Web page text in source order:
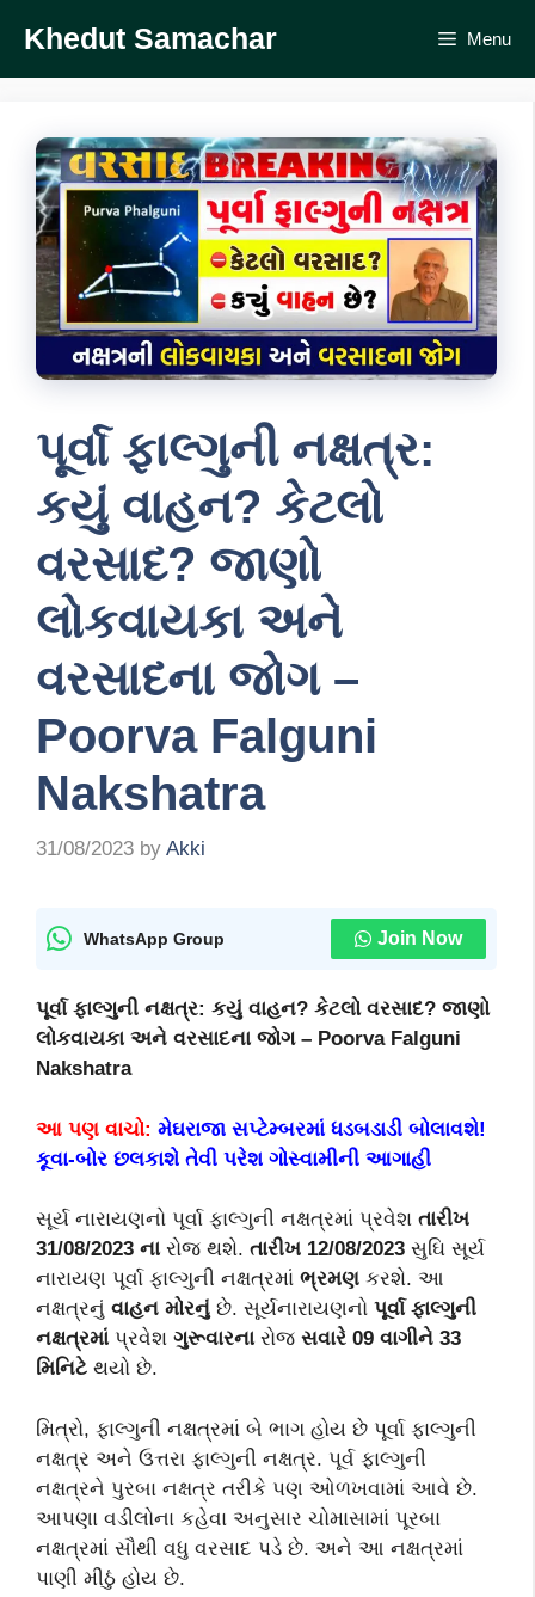
content
Khedut Samachar Menu
પૂર્વા ફાલ્ગુની નક્ષત્ર:
કયું વાહન? કેટલો
વરસાદ? જાણો
લોકવાયકા અને
વરસાદના જોગ –
Poorva Falguni
Nakshatra
31/08/2023 by Akki
WhatsApp Group Join Now
પૂર્વા ફાલ્ગુની નક્ષત્ર: કયું વાહન? કેટલો વરસાદ? જાણો
લોકવાયકા અને વરસાદના જોગ – Poorva Falguni
Nakshatra
આ પણ વાચો: મેઘરાજા સપ્ટેમ્બરમાં ધડબડાડી બોલાવશે!
કૂવા-બોર છલકાશે તેવી પરેશ ગોસ્વામીની આગાહી
સૂર્ય નારાયણનો પૂર્વા ફાલ્ગુની નક્ષત્રમાં પ્રવેશ તારીખ
31/08/2023 ના રોજ થશે. તારીખ 12/08/2023 સુઘિ સૂર્ય
નારાયણ પૂર્વા ફાલ્ગુની નક્ષત્રમાં ભ્રમણ કરશે. આ
નક્ષત્રનું વાહન મોરનું છે. સૂર્યનારાયણનો પૂર્વા ફાલ્ગુની
નક્ષત્રમાંપ્રવેશ ગુરૂવારનારોજ સવારે 09 વાગીને 33
મિનિટે થયો છે.
મિત્રો, ફાલ્ગુની નક્ષત્રમાં બે ભાગ હોય છે પૂર્વા ફાલ્ગુની
નક્ષત્ર અને ઉત્તરા ફાલ્ગુની નક્ષત્ર. પૂર્વ ફાલ્ગુની
નક્ષત્રને પુરબા નક્ષત્ર તરીકે પણ ઓળખવામાં આવે છે.
આપણા વડીલોના કહેવા અનુસાર ચોમાસામાં પૂરબા
નક્ષત્રમાં સૌથી વધુ વરસાદ પડે છે. અને આ નક્ષત્રમાં
પાણી મીઠું હોય છે.